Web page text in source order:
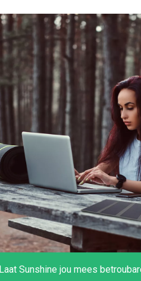
Laat Sunshine jou mees